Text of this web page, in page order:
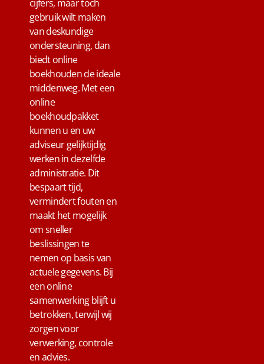
cijfers, maar toch
gebruik wilt maken
van deskundige
ondersteuning, dan
biedt online
boekhouden de ideale
middenweg. Met een
online
boekhoudpakket
kunnen u en uw
adviseur gelijktijdig
werken in dezelfde
administratie. Dit
bespaart tijd,
vermindert fouten en
maakt het mogelijk
om sneller
beslissingen te
nemen op basis van
actuele gegevens. Bij
een online
samenwerking blijft u
betrokken, terwijl wij
zorgen voor
verwerking, controle
en advies.